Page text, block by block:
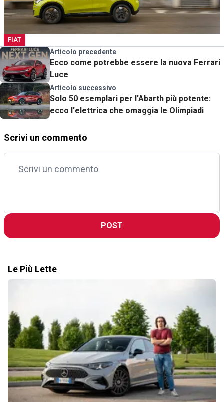
FIAT
Articolo precedente
Ecco come potrebbe essere la nuova Ferrari
Luce
Articolo successivo
Solo 50 esemplari per l'Abarth più potente:
ecco l'elettrica che omaggia le Olimpiadi
Scrivi un commento
POST
Le Più Lette